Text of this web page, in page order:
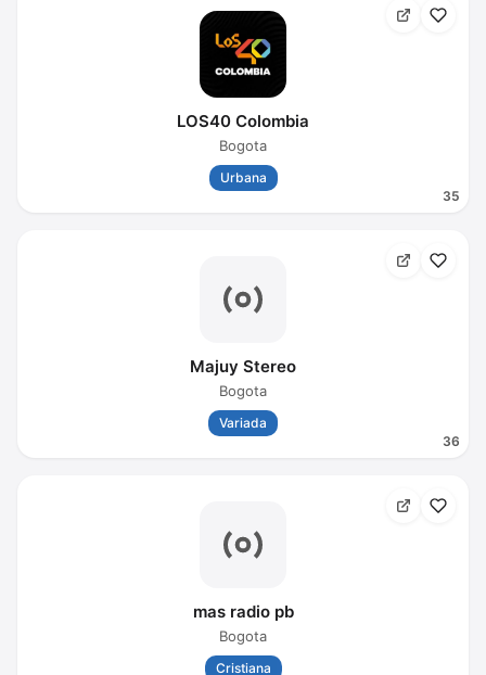
35
LOS40 Colombia
Bogota
Urbana
36
Majuy Stereo
Bogota
Variada
mas radio pb
Bogota
Cristiana